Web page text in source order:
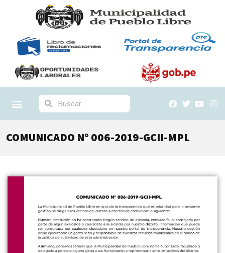
COMUNICADO N° 006-2019-GCII-MPL